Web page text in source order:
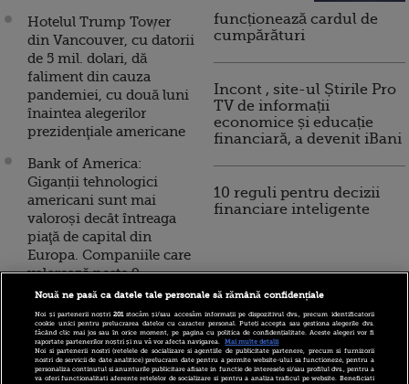
Hotelul Trump Tower
din Vancouver, cu datorii
de 5 mil. dolari, dă
faliment din cauza
pandemiei, cu două luni
înaintea alegerilor
prezidenţiale americane
Bank of America:
Giganții tehnologici
americani sunt mai
valoroși decât întreaga
piaţă de capital din
Europa. Companiile care
valorează peste 9
trilioane de dolari
Protest cu o ghilotină în
fața casei lui Jeff Bezos,
după ce averea celui mai
bogat om al planetei a
funcționează cardul de
cumpărături
Incont , site-ul Știrile Pro
TV de informații
economice și educație
financiară, a devenit iBani
10 reguli pentru decizii
financiare inteligente
Nouă ne pasă ca datele tale personale să rămână confidențiale
Noi și partenerii noștri201stocăm și/sau accesăm informații pe dispozitivul dvs., precum identificatorii
cookie unici pentru prelucrarea datelor cu caracter personal. Puteți accepta sau gestiona alegerile dvs.
făcând clic mai jos sau în orice moment, pe pagina cu politica de confidențialitate. Aceste alegeri vor fi
raportate partenerilor noștri și nu vă vor afecta navigarea.
Mai multe detalii
Noi si partenerii nostri (retelele de socializare si agentiile de publicitate partenere, precum si furnizorii
nostri de servicii de date analitice) prelucram date pentru a permite website-ului sa functioneze, pentru a
personaliza continutul si anunturile publicitare afisate in functie de interesele si/sau profilul dvs., pentru a
va oferi functionalitati aferente retelelor de socializare si pentru a analiza traficul pe website. Beneficiati